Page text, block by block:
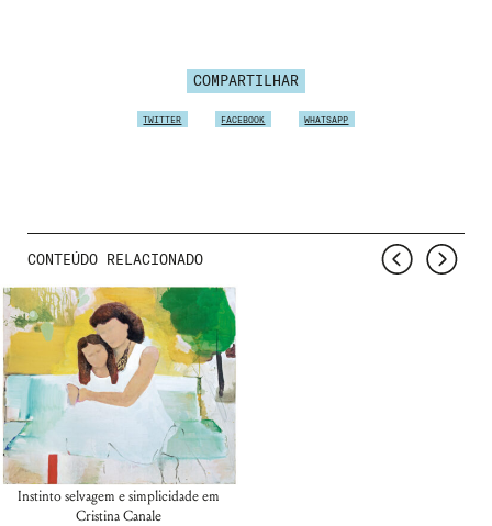
COMPARTILHAR
TWITTER FACEBOOK WHATSAPP
CONTEÚDO RELACIONADO
Instinto selvagem e simplicidade em
Cristina Canale